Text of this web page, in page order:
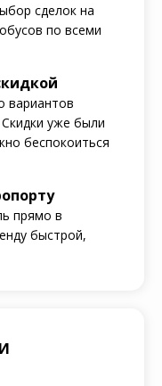
сделок на
по всеми
вариантов
уже были
беспокоиться
прямо в
быстрой,